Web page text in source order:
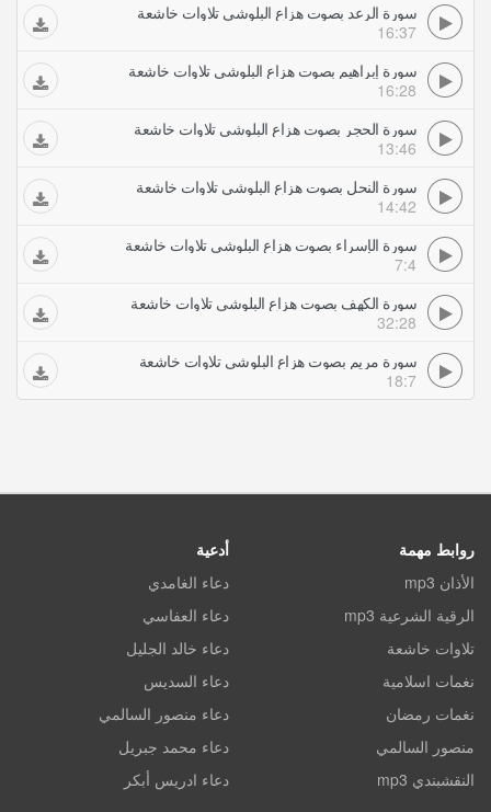
سورة الرعد بصوت هزاع البلوشي تلاوات خاشعة
16:37
سورة إبراهيم بصوت هزاع البلوشي تلاوات خاشعة
16:28
سورة الحجر بصوت هزاع البلوشي تلاوات خاشعة
13:46
سورة النحل بصوت هزاع البلوشي تلاوات خاشعة
14:42
سورة الإسراء بصوت هزاع البلوشي تلاوات خاشعة
7:4
سورة الكهف بصوت هزاع البلوشي تلاوات خاشعة
32:28
سورة مريم بصوت هزاع البلوشي تلاوات خاشعة
18:7
روابط مهمة
الأذان mp3
الرقية الشرعية mp3
تلاوات خاشعة
نغمات اسلامية
نغمات رمضان
منصور السالمي
النقشبندي mp3
أدعية
دعاء الغامدي
دعاء العفاسي
دعاء خالد الجليل
دعاء السديس
دعاء منصور السالمي
دعاء محمد جبريل
دعاء ادريس أبكر